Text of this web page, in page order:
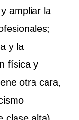
ampliar la
y la
física y
otra cara,